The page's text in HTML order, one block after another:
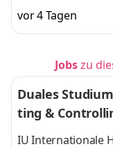
vor 4 Tagen
Jobszu
Duales
ting &
IU Internationale